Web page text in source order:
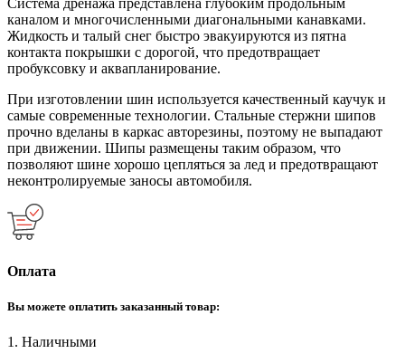
Система дренажа представлена глубоким продольным
каналом и многочисленными диагональными канавками.
Жидкость и талый снег быстро эвакуируются из пятна
контакта покрышки с дорогой, что предотвращает
пробуксовку и аквапланирование.
При изготовлении шин используется качественный каучук и
самые современные технологии. Стальные стержни шипов
прочно вделаны в каркас авторезины, поэтому не выпадают
при движении. Шипы размещены таким образом, что
позволяют шине хорошо цепляться за лед и предотвращают
неконтролируемые заносы автомобиля.
Оплата
Вы можете оплатить заказанный товар:
1. Наличными